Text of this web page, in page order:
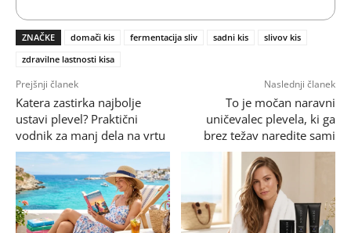
ZNAČKE domači kis fermentacija sliv sadni kis
slivov kis
zdravilne lastnosti kisa
Prejšnji članek
Katera zastirka najbolje
ustavi plevel? Praktični
vodnik za manj dela na vrtu
Naslednji članek
To je močan naravni
uničevalec plevela, ki ga
brez težav naredite sami